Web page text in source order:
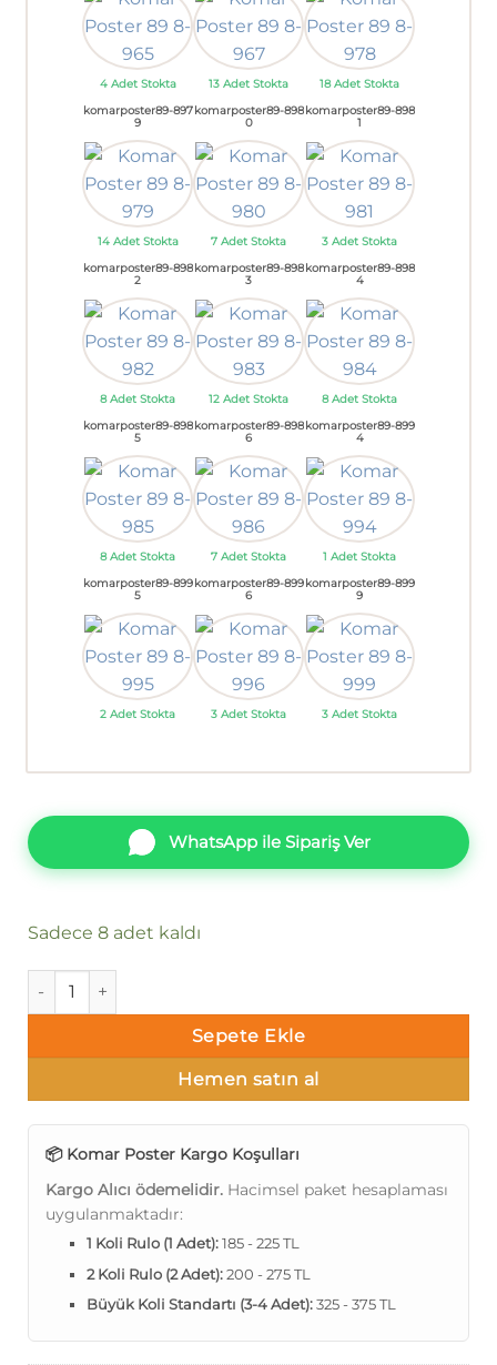
4 Adet Stokta 13 Adet Stokta
18 Adet Stokta
komarposter89-897
9
14 Adet Stokta
komarposter89-898
0
7 Adet Stokta
komarposter89-898
1
3 Adet Stokta
komarposter89-898
2
8 Adet Stokta
komarposter89-898
3
12 Adet Stokta
komarposter89-898
4
8 Adet Stokta
komarposter89-898
5
8 Adet Stokta
komarposter89-898
6
7 Adet Stokta
komarposter89-899
4
1 Adet Stokta
komarposter89-899
5
2 Adet Stokta
komarposter89-899
6
3 Adet Stokta
komarposter89-899
9
3 Adet Stokta
WhatsApp ile Sipariş Ver
Sadece 8 adet kaldı
Komar Poster 89 8-982 adet
Sepete Ekle
Hemen satın al
📦 Komar Poster Kargo Koşulları
Kargo Alıcı ödemelidir. Hacimsel paket hesaplaması
uygulanmaktadır:
1 Koli Rulo (1 Adet):185 - 225 TL
2 Koli Rulo (2 Adet):200 - 275 TL
Büyük Koli Standartı (3-4 Adet):325 - 375 TL